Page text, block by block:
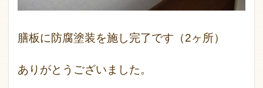
膳板に防腐塗装を施し完了です（2ヶ所）
ありがとうございました。